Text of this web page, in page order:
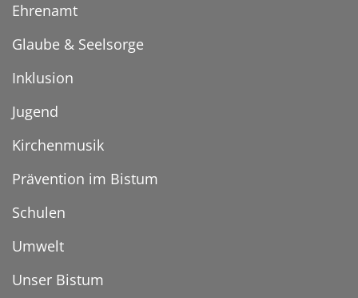
Ehrenamt
Glaube & Seelsorge
Inklusion
Jugend
Kirchenmusik
Prävention im Bistum
Schulen
Umwelt
Unser Bistum